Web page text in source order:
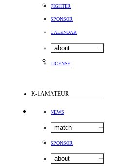
FIGHTER
SPONSOR
CALENDAR
about
LICENSE
K-1AMATEUR
NEWS
match
SPONSOR
about